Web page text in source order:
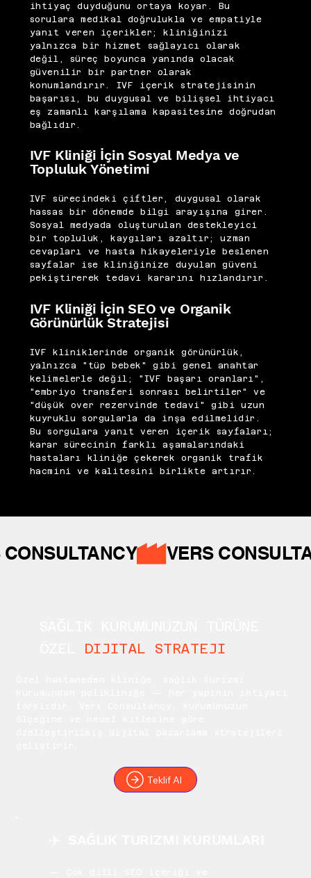
ihtiyaç duyduğunu ortaya koyar. Bu
sorulara medikal doğrulukla ve empatiyle
yanıt veren içerikler; kliniğinizi
yalnızca bir hizmet sağlayıcı olarak
değil, süreç boyunca yanında olacak
güvenilir bir partner olarak
konumlandırır. IVF içerik stratejisinin
başarısı, bu duygusal ve bilişsel ihtiyacı
eş zamanlı karşılama kapasitesine doğrudan
bağlıdır.
IVF Kliniği İçin Sosyal Medya ve
Topluluk Yönetimi
IVF sürecindeki çiftler, duygusal olarak
hassas bir dönemde bilgi arayışına girer.
Sosyal medyada oluşturulan destekleyici
bir topluluk, kaygıları azaltır; uzman
cevapları ve hasta hikayeleriyle beslenen
sayfalar ise kliniğinize duyulan güveni
pekiştirerek tedavi kararını hızlandırır.
IVF Kliniği İçin SEO ve Organik
Görünürlük Stratejisi
IVF kliniklerinde organik görünürlük,
yalnızca "tüp bebek" gibi genel anahtar
kelimelerle değil; "IVF başarı oranları",
"embriyo transferi sonrası belirtiler" ve
"düşük over rezervinde tedavi" gibi uzun
kuyruklu sorgularla da inşa edilmelidir.
Bu sorgulara yanıt veren içerik sayfaları;
karar sürecinin farklı aşamalarındaki
hastaları kliniğe çekerek organik trafik
hacmini ve kalitesini birlikte artırır.
CONSULTANCY
DIJITAL STRATEJI
Teklif Al